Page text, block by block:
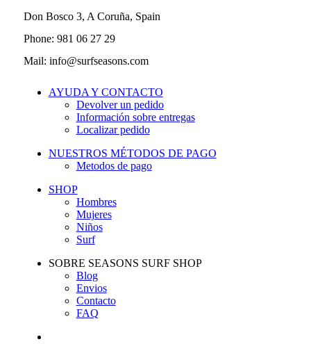
Don Bosco 3, A Coruña, Spain
Phone: 981 06 27 29
Mail: info@surfseasons.com
AYUDA Y CONTACTO
Devolver un pedido
Información sobre entregas
Localizar pedido
NUESTROS MÉTODOS DE PAGO
Metodos de pago
SHOP
Hombres
Mujeres
Niños
Surf
SOBRE SEASONS SURF SHOP
Blog
Envios
Contacto
FAQ